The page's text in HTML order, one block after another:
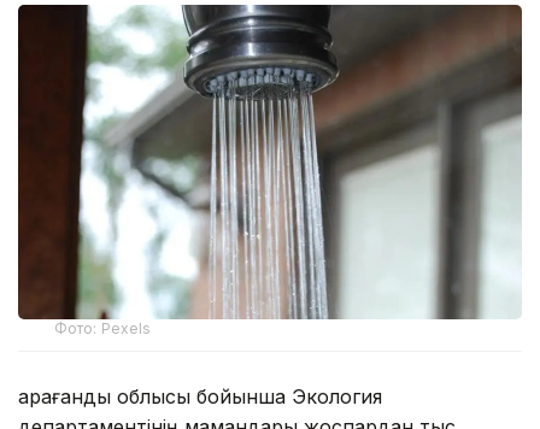
Фото: Pexels
Қарағанды облысы бойынша Экология